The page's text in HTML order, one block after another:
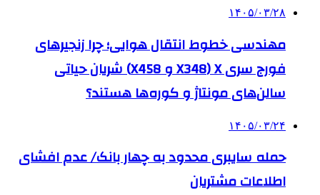
۱۴۰۵/۰۳/۲۸
مهندسی خطوط انتقال هوایی؛ چرا زنجیرهای
فورج سری X (X348 و X458) شریان حیاتی
سالن‌های مونتاژ و کوره‌ها هستند؟
۱۴۰۵/۰۳/۲۴
حمله سایبری محدود به چهار بانک/ عدم افشای
اطلاعات مشتریان